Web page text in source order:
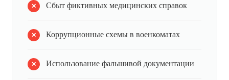
Сбыт фиктивных медицинских справок
Коррупционные схемы в военкоматах
Использование фальшивой документации